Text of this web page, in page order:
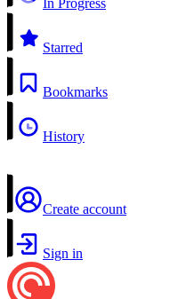
In Progress
Starred
Bookmarks
History
Create account
Sign in